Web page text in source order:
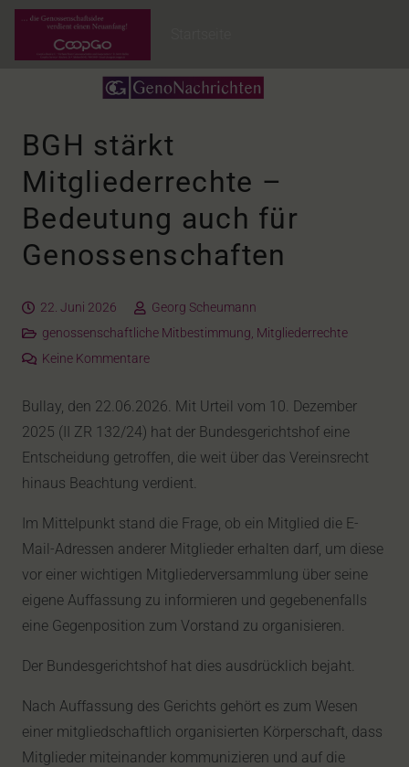
BGH stärkt
Mitgliederrechte –
Bedeutung auch für
Genossenschaften
22. Juni 2026
Georg Scheumann
genossenschaftliche Mitbestimmung, Mitgliederrechte
Keine Kommentare
Bullay, den 22.06.2026. Mit Urteil vom 10. Dezember
2025 (II ZR 132/24) hat der Bundesgerichtshof eine
Entscheidung getroffen, die weit über das Vereinsrecht
hinaus Beachtung verdient.
Im Mittelpunkt stand die Frage, ob ein Mitglied die E-
Mail-Adressen anderer Mitglieder erhalten darf, um diese
vor einer wichtigen Mitgliederversammlung über seine
eigene Auffassung zu informieren und gegebenenfalls
eine Gegenposition zum Vorstand zu organisieren.
Der Bundesgerichtshof hat dies ausdrücklich bejaht.
Nach Auffassung des Gerichts gehört es zum Wesen
einer mitgliedschaftlich organisierten Körperschaft, dass
Mitglieder miteinander kommunizieren und auf die